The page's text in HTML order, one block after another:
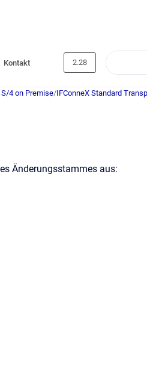
Kontakt 2.28
S/4 on Premise/IFConneX Standard
Änderungsstammes aus: